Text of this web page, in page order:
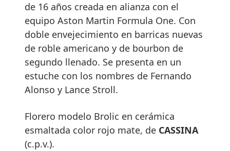
de 16 años creada en alianza con el
equipo Aston Martin Formula One. Con
doble envejecimiento en barricas nuevas
de roble americano y de bourbon de
segundo llenado. Se presenta en un
estuche con los nombres de Fernando
Alonso y Lance Stroll.
Florero modelo Brolic en cerámica
esmaltada color rojo mate, de CASSINA
(c.p.v.).